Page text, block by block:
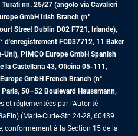
nn. 25/27 (angolo via Cavalieri
GmbH Irish Branch (n°
Street Dublin D02 F721, Irlande),
d'enregistrement FC037712, 11 Baker
PIMCO Europe GmbH Spanish
la Castellana 43, Oficina 05-111,
GmbH French Branch (n°
50–52 Boulevard Haussmann,
et réglementées par l'Autorité
(Marie-Curie-Str. 24-28, 60439
conformément à la Section 15 de la